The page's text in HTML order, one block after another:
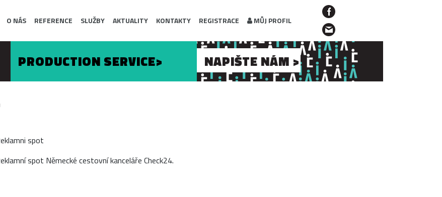
O NÁS REFERENCE SLUŽBY AKTUALITY KONTAKTY REGISTRACE MŮJ PROFIL
PRODUCTION SERVICE> NAPIŠTE NÁM >
spot
spot Německé cestovní kanceláře Check24.